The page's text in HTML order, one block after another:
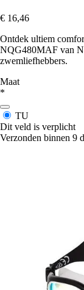
€ 16,46
Ontdek ultiem
NQG480MAF van
zwemliefhebbers.
Maat
*
TU
Dit veld is verplicht
Verzonden binnen 9